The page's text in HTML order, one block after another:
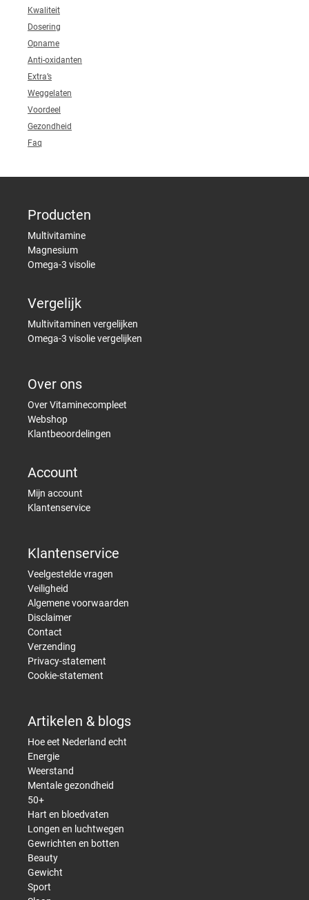
Kwaliteit
Dosering
Opname
Anti-oxidanten
Extra’s
Weggelaten
Voordeel
Gezondheid
Faq
Producten
Multivitamine
Magnesium
Omega-3 visolie
Vergelijk
Multivitaminen vergelijken
Omega-3 visolie vergelijken
Over ons
Over Vitaminecompleet
Webshop
Klantbeoordelingen
Account
Mijn account
Klantenservice
Klantenservice
Veelgestelde vragen
Veiligheid
Algemene voorwaarden
Disclaimer
Contact
Verzending
Privacy-statement
Cookie-statement
Artikelen & blogs
Hoe eet Nederland echt
Energie
Weerstand
Mentale gezondheid
50+
Hart en bloedvaten
Longen en luchtwegen
Gewrichten en botten
Beauty
Gewicht
Sport